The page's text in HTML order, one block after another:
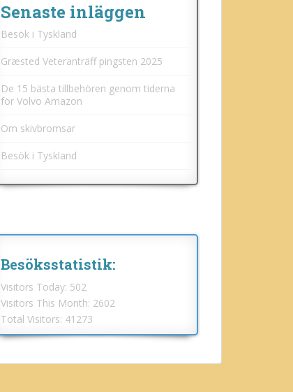
Senaste inläggen
Besök i Tyskland
Græsted Veteranträff pingsten 2025
De 15 bästa tillbehören genom tiderna
för Volvo Amazon
Om skivbromsar
Besök i Tyskland
Besöksstatistik:
Visitors Today: 502
Visitors This Month: 2602
Total Visitors: 41273